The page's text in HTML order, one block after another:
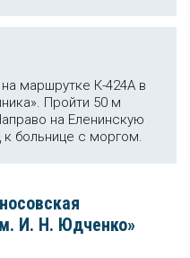
маршрутке К-424А в
Пройти 50 м
на Еленинскую
больнице с моргом.
И. Н. Юдченко»